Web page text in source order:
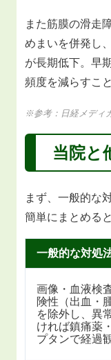
また筋膜の滑走
めまいを併発し
が長期低下。早
頻度を減らすこ
※参考：日経メディ
当院と
まず、一般的な
簡単にまとめる
一般的な対処
画像・血液検
険性（出血・
を除外し、異
ければ鎮痛薬
プタンで経過